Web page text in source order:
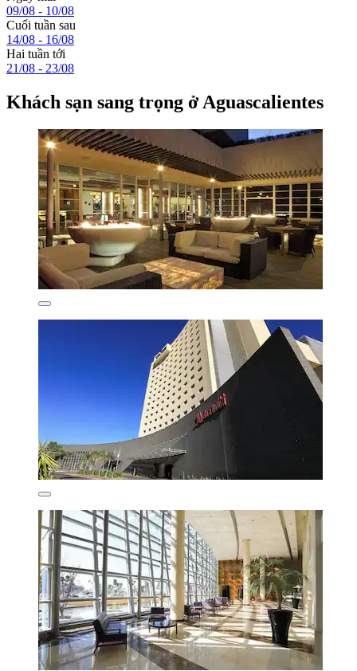
09/08 - 10/08
Cuối tuần sau
14/08 - 16/08
Hai tuần tới
21/08 - 23/08
Khách sạn sang trọng ở Aguascalientes